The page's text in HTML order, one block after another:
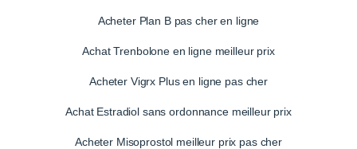
Acheter Plan B pas cher en ligne
Achat Trenbolone en ligne meilleur prix
Acheter Vigrx Plus en ligne pas cher
Achat Estradiol sans ordonnance meilleur prix
Acheter Misoprostol meilleur prix pas cher